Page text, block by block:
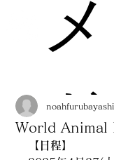
World Animal
noahfurubayashi
【日程】